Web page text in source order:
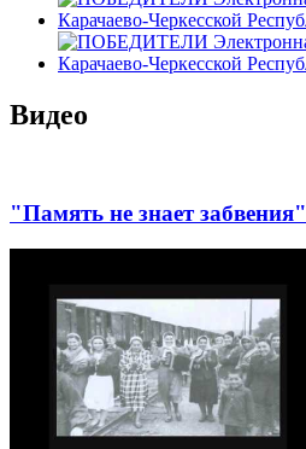
Видео
"Память не знает забвения"